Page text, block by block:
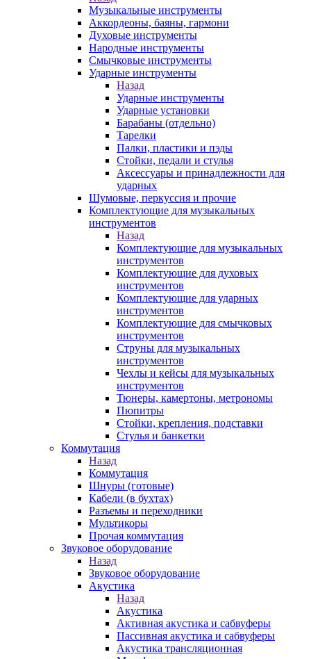
Музыкальные инструменты
Аккордеоны, баяны, гармони
Духовые инструменты
Народные инструменты
Смычковые инструменты
Ударные инструменты
Назад
Ударные инструменты
Ударные установки
Барабаны (отдельно)
Тарелки
Палки, пластики и пэды
Стойки, педали и стулья
Аксессуары и принадлежности для
ударных
Шумовые, перкуссия и прочие
Комплектующие для музыкальных
инструментов
Назад
Комплектующие для музыкальных
инструментов
Комплектующие для духовых
инструментов
Комплектующие для ударных
инструментов
Комплектующие для смычковых
инструментов
Струны для музыкальных
инструментов
Чехлы и кейсы для музыкальных
инструментов
Тюнеры, камертоны, метрономы
Пюпитры
Стойки, крепления, подставки
Стулья и банкетки
Коммутация
Назад
Коммутация
Шнуры (готовые)
Кабели (в бухтах)
Разъемы и переходники
Мультикоры
Прочая коммутация
Звуковое оборудование
Назад
Звуковое оборудование
Акустика
Назад
Акустика
Активная акустика и сабвуферы
Пассивная акустика и сабвуферы
Акустика трансляционная